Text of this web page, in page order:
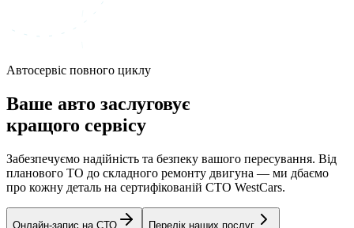
Автосервіс повного циклу
Ваше авто заслуговує
кращого сервісу
Забезпечуємо надійність та безпеку вашого пересування. Від
планового ТО до складного ремонту двигуна — ми дбаємо
про кожну деталь на сертифікованій СТО WestCars.
Онлайн-запис на СТО Перелік наших послуг